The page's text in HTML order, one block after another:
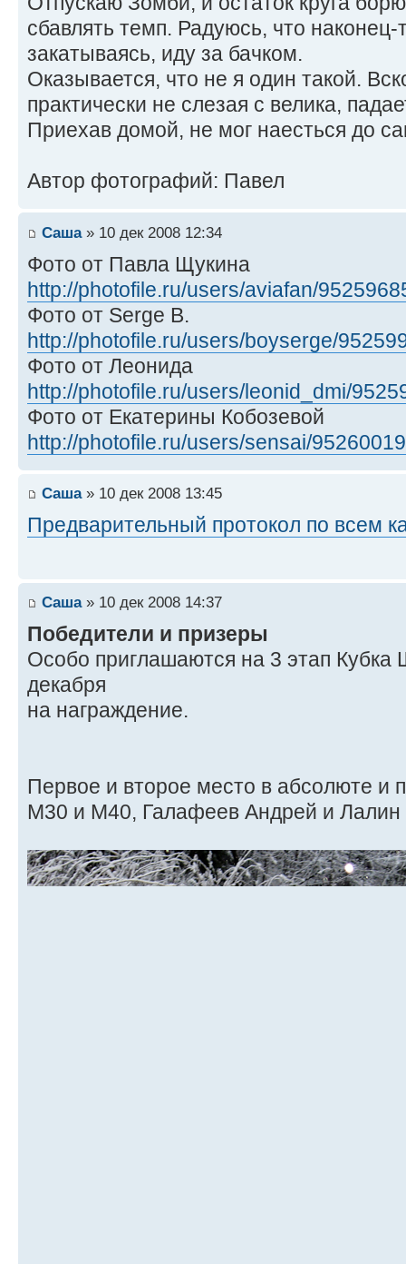
сбавлять темп. Радуюсь, что
закатываясь, иду за бачком.
Оказывается, что не я один такой.
практически не слезая с велика,
Приехав домой, не мог наесться до
Автор фотографий: Павел
Саша» 10 дек 2008 12:34
Фото от Павла Щукина
http://photofile.ru/users/aviafan/
Фото от Serge B.
http://photofile.ru/users/boyserge/
Фото от Леонида
http://photofile.ru/users/leonid_dmi/
Фото от Екатерины Кобозевой
http://photofile.ru/users/sensai/
Саша» 10 дек 2008 13:45
Предварительный протокол по всем
Саша» 10 дек 2008 14:37
Победители и призеры
Особо приглашаются на 3 этап Кубка
декабря
на награждение.
Первое и второе место в абсолюте и
М30 и М40, Галафеев Андрей и Лалин